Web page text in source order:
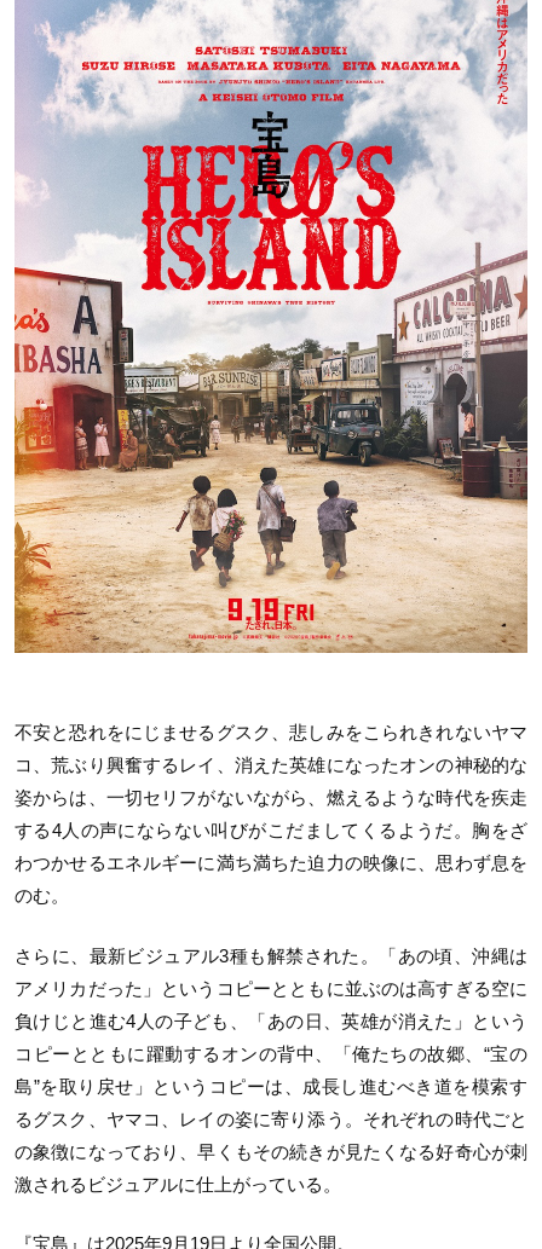
不安と恐れをにじませるグスク、悲しみをこられきれないヤマ
コ、荒ぶり興奮するレイ、消えた英雄になったオンの神秘的な
姿からは、一切セリフがないながら、燃えるような時代を疾走
する4人の声にならない叫びがこだましてくるようだ。胸をざ
わつかせるエネルギーに満ち満ちた迫力の映像に、思わず息を
のむ。
さらに、最新ビジュアル3種も解禁された。「あの頃、沖縄は
アメリカだった」というコピーとともに並ぶのは高すぎる空に
負けじと進む4人の子ども、「あの日、英雄が消えた」という
コピーとともに躍動するオンの背中、「俺たちの故郷、“宝の
島”を取り戻せ」というコピーは、成長し進むべき道を模索す
るグスク、ヤマコ、レイの姿に寄り添う。それぞれの時代ごと
の象徴になっており、早くもその続きが見たくなる好奇心が刺
激されるビジュアルに仕上がっている。
『宝島』は2025年9月19日より全国公開。